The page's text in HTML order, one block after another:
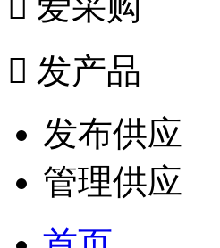
 发产品
发布供应
管理供应